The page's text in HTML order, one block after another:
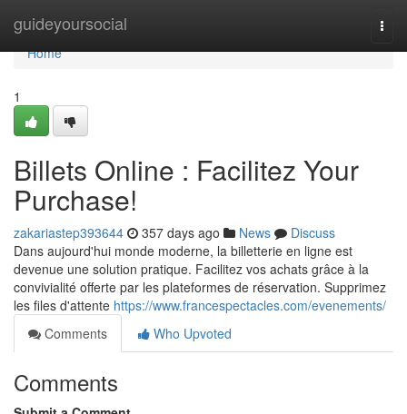
guideyoursocial
Home
Home
1
Billets Online : Facilitez Your
Purchase!
zakariastep393644 357 days ago News
Discuss
Dans aujourd'hui monde moderne, la billetterie en ligne est
devenue une solution pratique. Facilitez vos achats grâce à la
convivialité offerte par les plateformes de réservation. Supprimez
les files d'attente https://www.francespectacles.com/evenements/
Comments
Who Upvoted
Comments